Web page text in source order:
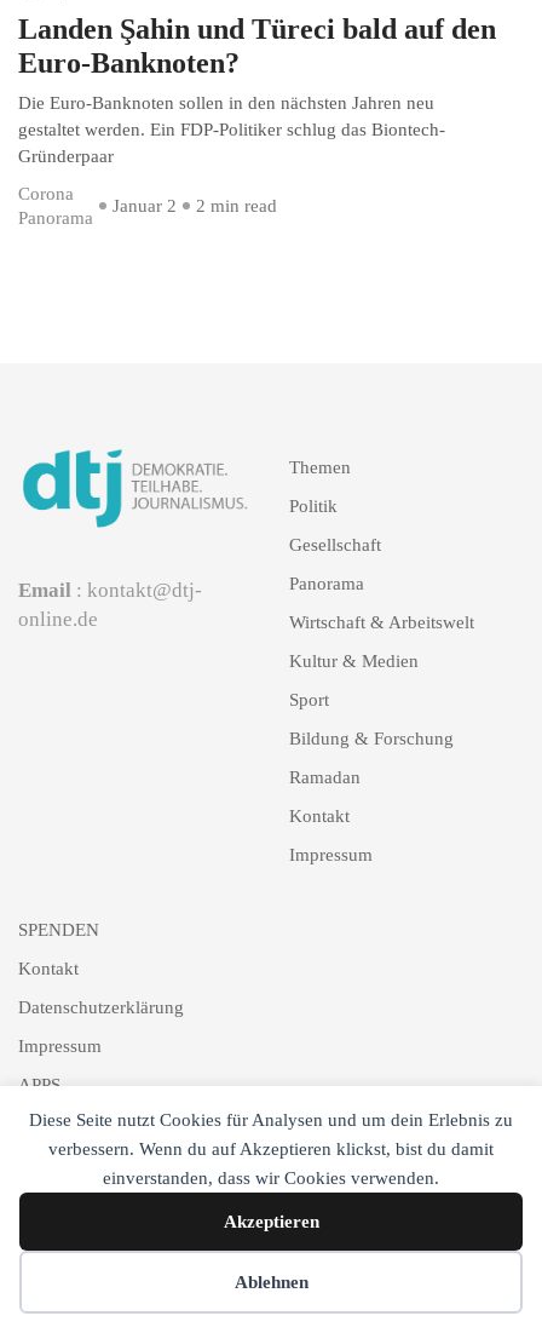
Diese Seite nutzt Cookies für Analysen und um dein Erlebnis zu
verbessern. Wenn du auf Akzeptieren klickst, bist du damit
einverstanden, dass wir Cookies verwenden.
Akzeptieren
Ablehnen
Landen Şahin und Türeci bald auf den
Euro-Banknoten?
Die Euro-Banknoten sollen in den nächsten Jahren neu
gestaltet werden. Ein FDP-Politiker schlug das Biontech-
Gründerpaar
Corona
Panorama
Januar 2 2 min read
Email : kontakt@dtj-
online.de
Themen
Politik
Gesellschaft
Panorama
Wirtschaft & Arbeitswelt
Kultur & Medien
Sport
Bildung & Forschung
Ramadan
Kontakt
Impressum
SPENDEN
Kontakt
Datenschutzerklärung
Impressum
APPS
Schlagworte
Copyright © DTJ Online 2017-2025. All Rights Reserved